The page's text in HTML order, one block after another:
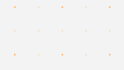
오사카 방문기 2번의 주말을